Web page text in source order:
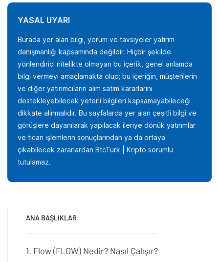
YASAL UYARI
Burada yer alan bilgi, yorum ve tavsiyeler yatırım
danışmanlığı kapsamında değildir. Hiçbir şekilde
yönlendirici nitelikte olmayan bu içerik, genel anlamda
bilgi vermeyi amaçlamakta olup; bu içeriğin, müşterilerin
ve diğer yatırımcıların alım satım kararlarını
destekleyebilecek yeterli bilgileri kapsamayabileceği
dikkate alınmalıdır. Bu sayfalarda yer alan çeşitli bilgi ve
görüşlere dayanılarak yapılacak ileriye dönük yatırımlar
ve ticari işlemlerin sonuçlarından ya da ortaya
çıkabilecek zararlardan BtcTurk | Kripto sorumlu
tutulamaz.
ANA BAŞLIKLAR
Flow (FLOW) Nedir? Nasıl Çalışır?